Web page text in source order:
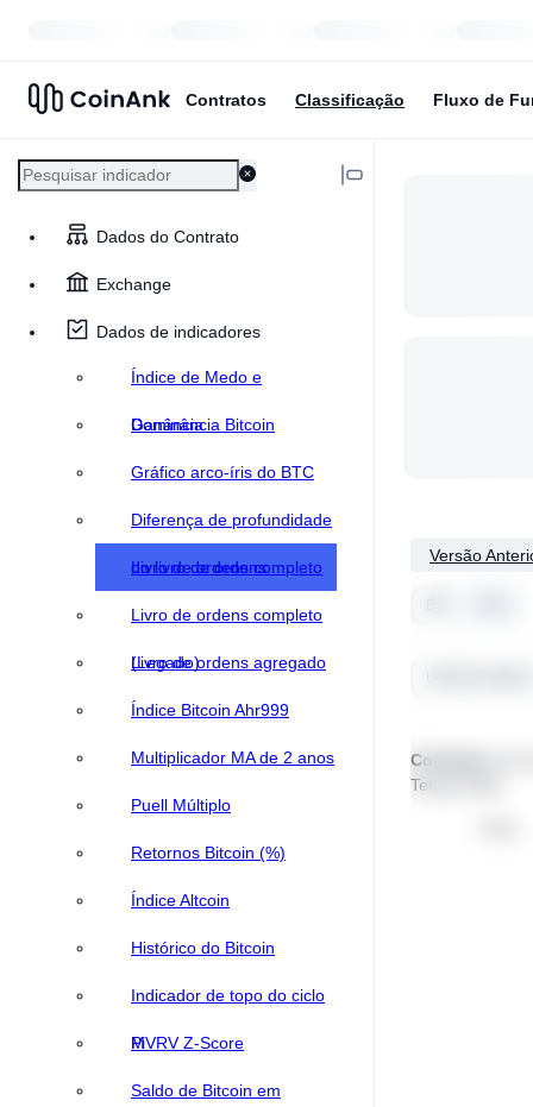
Contratos Classificação Fluxo de
Dados do Contrato
Exchange
Dados de indicadores
Índice de Medo e
Ganância
Dominância Bitcoin
Gráfico arco-íris do BTC
Diferença de profundidade
do livro de ordens
Livro de ordens completo
Livro de ordens completo
(Legado)
Livro de ordens agregado
Índice Bitcoin Ahr999
Multiplicador MA de 2 anos
Puell Múltiplo
Retornos Bitcoin (%)
Índice Altcoin
Histórico do Bitcoin
Indicador de topo do ciclo
Pi
MVRV Z-Score
Saldo de Bitcoin em
Versão
Contratos
Tempo Real